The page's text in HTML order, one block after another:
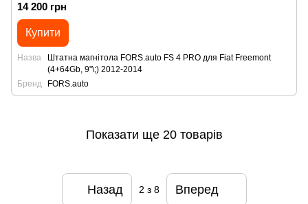
14 200 грн
Купити
Назва
Штатна магнітола FORS.auto FS 4 PRO для Fiat Freemont
(4+64Gb, 9"\;) 2012-2014
Бренд
FORS.auto
Показати ще 20 товарів
Назад 2 з 8 Вперед